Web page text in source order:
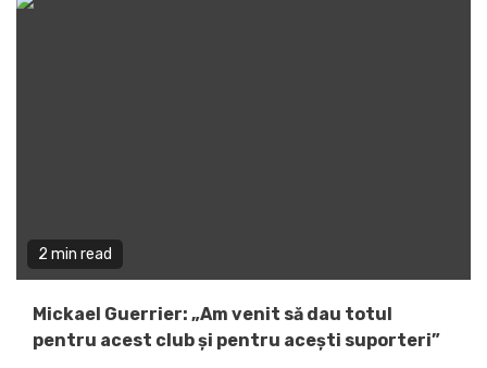
2 min read
Mickael Guerrier: „Am venit să dau totul
pentru acest club și pentru acești suporteri”